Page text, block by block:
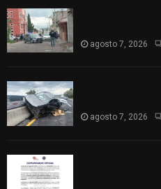
agosto 7, 2026
agosto 7, 2026